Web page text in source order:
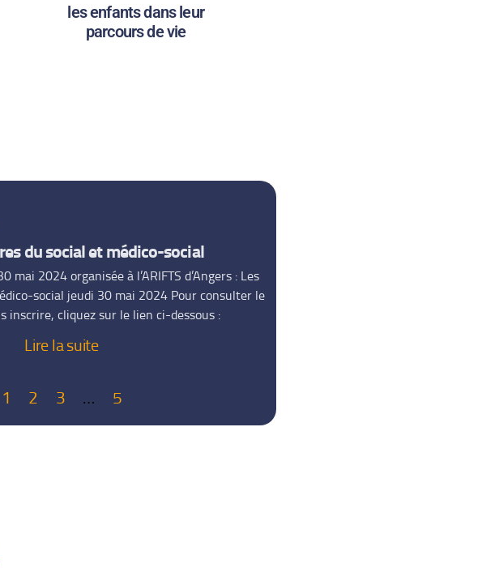
les enfants dans leur
parcours de vie
du social et médico-social
mai 2024 organisée à l’ARIFTS d’Angers : Les
social jeudi 30 mai 2024 Pour consulter le
inscrire, cliquez sur le lien ci-dessous :
Lire la suite
1 2 3 … 5